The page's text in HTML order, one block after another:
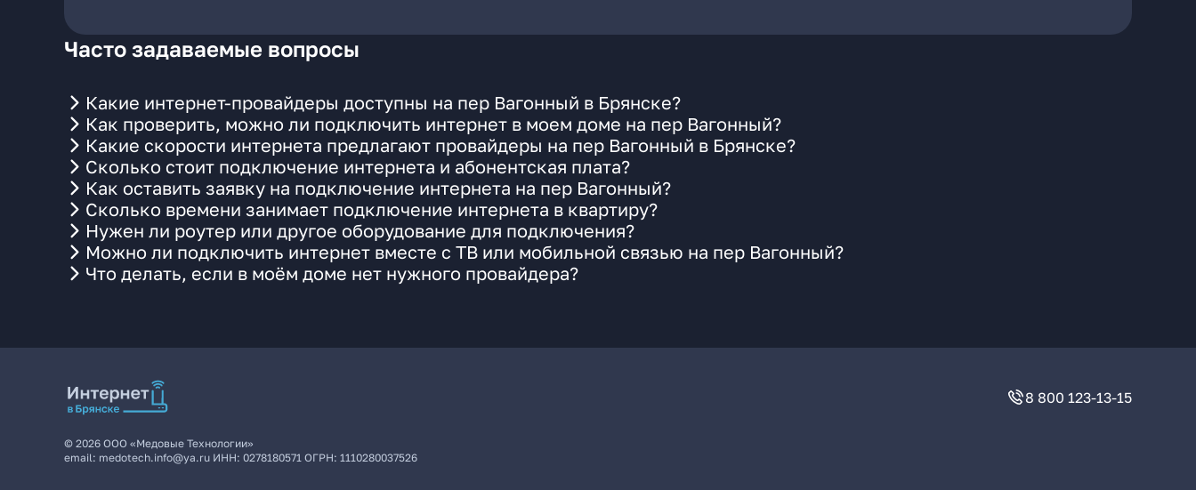
Часто задаваемые вопросы
Какие интернет-провайдеры доступны на пер Вагонный в Брянске?
Как проверить, можно ли подключить интернет в моем доме на пер Вагонный?
Какие скорости интернета предлагают провайдеры на пер Вагонный в Брянске?
Сколько стоит подключение интернета и абонентская плата?
Как оставить заявку на подключение интернета на пер Вагонный?
Сколько времени занимает подключение интернета в квартиру?
Нужен ли роутер или другое оборудование для подключения?
Можно ли подключить интернет вместе с ТВ или мобильной связью на пер Вагонный?
Что делать, если в моём доме нет нужного провайдера?
8 800 123-13-15
© 2026 ООО «Медовые Технологии»
email: medotech.info@ya.ru ИНН: 0278180571 ОГРН: 1110280037526